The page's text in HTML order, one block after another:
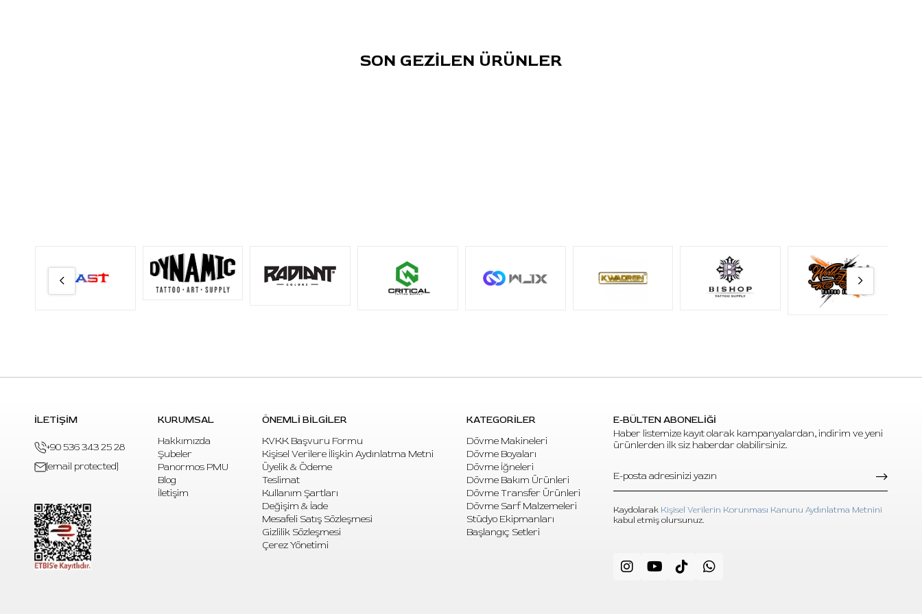
SON GEZİLEN ÜRÜNLER
İLETİŞİM
+90 536 343 25 28
[email protected]
KURUMSAL
Hakkımızda
Şubeler
Panormos PMU
Blog
İletişim
ÖNEMLİ BİLGİLER
KVKK Başvuru Formu
Kişisel Verilere İlişkin Aydınlatma Metni
Üyelik & Ödeme
Teslimat
Kullanım Şartları
Değişim & İade
Mesafeli Satış Sözleşmesi
Gizlilik Sözleşmesi
Çerez Yönetimi
KATEGORİLER
Dövme Makineleri
Dövme Boyaları
Dövme İğneleri
Dövme Bakım Ürünleri
Dövme Transfer Ürünleri
Dövme Sarf Malzemeleri
Stüdyo Ekipmanları
Başlangıç Setleri
E-BÜLTEN ABONELİĞİ
Haber listemize kayıt olarak kampanyalardan, indirim ve yeni
ürünlerden ilk siz haberdar olabilirsiniz.
Kaydolarak Kişisel Verilerin Korunması Kanunu Aydınlatma Metnini
kabul etmiş olursunuz.